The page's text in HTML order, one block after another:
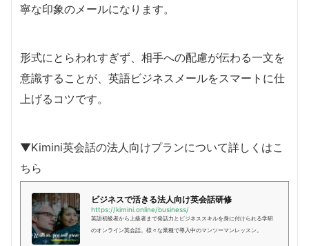
寧な印象のメールになります。
形式にとらわれすぎず、相手への配慮が伝わる一文を
意識することが、英語ビジネスメールをスマートに仕
上げるコツです。
▼Kimini英会話の法人向けプランについて詳しくはこ
ちら
ビジネスで活きる法人向け英会話研修
https://kimini.online/business/
英語初級者から上級者まで発話力とビジネススキルを身に付けられる学研
のオンライン英会話。様々な業種で導入中のマンツーマンレッスン。